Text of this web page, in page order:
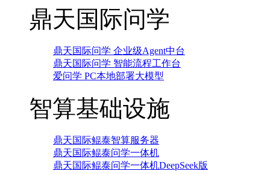
鼎天国际问学
鼎天国际问学 企业级Agent中台
鼎天国际问学 智能流程工作台
爱问学 PC本地部署大模型
智算基础设施
鼎天国际鲲泰智算服务器
鼎天国际鲲泰问学一体机
鼎天国际鲲泰问学一体机DeepSeek版